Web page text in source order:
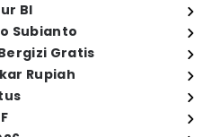
BI
Subianto
Gratis
Rupiah